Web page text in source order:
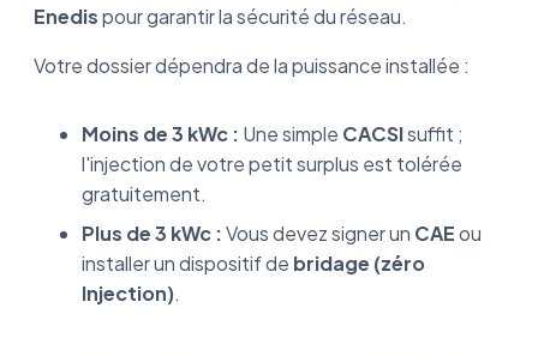
Enedispour garantir la sécurité du réseau.
Votre dossier dépendra de la puissance installée :
Moins de 3 kWc : Une simple CACSIsuffit ;
l'injection de votre petit surplus est tolérée
gratuitement.
Plus de 3 kWc :Vous devez signer un CAEou
installer un dispositif de bridage (zéro
Injection).